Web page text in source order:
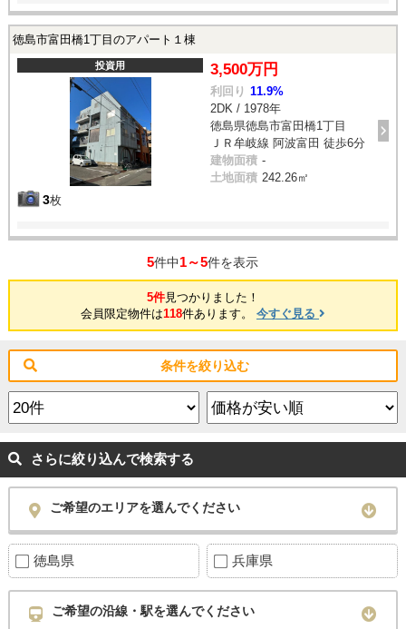
徳島市富田橋1丁目のアパート１棟
投資用
3枚
3,500万円
利回り 11.9%
2DK / 1978年
徳島県徳島市富田橋1丁目
ＪＲ牟岐線 阿波富田 徒歩6分
建物面積 -
土地面積 242.26㎡
5件中1～5件を表示
5件見つかりました！
会員限定物件は118件あります。 今すぐ見る
条件を絞り込む
さらに絞り込んで検索する
ご希望のエリアを選んでください
徳島県 兵庫県
ご希望の沿線・駅を選んでください